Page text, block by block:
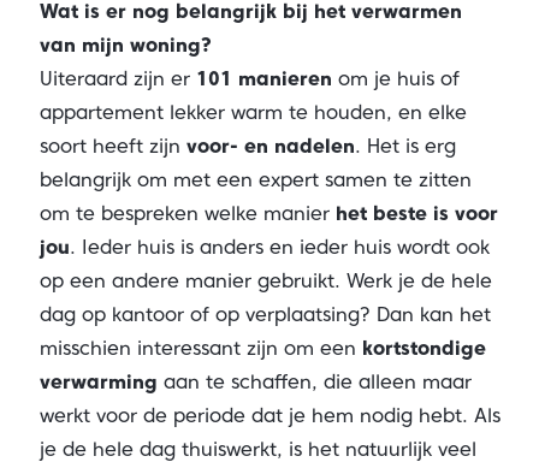
Wat is er nog belangrijk bij het verwarmen
van mijn woning?
Uiteraard zijn er 101 manieren om je huis of
appartement lekker warm te houden, en elke
soort heeft zijn voor- en nadelen. Het is erg
belangrijk om met een expert samen te zitten
om te bespreken welke manier het beste is voor
jou. Ieder huis is anders en ieder huis wordt ook
op een andere manier gebruikt. Werk je de hele
dag op kantoor of op verplaatsing? Dan kan het
misschien interessant zijn om een kortstondige
verwarming aan te schaffen, die alleen maar
werkt voor de periode dat je hem nodig hebt. Als
je de hele dag thuiswerkt, is het natuurlijk veel